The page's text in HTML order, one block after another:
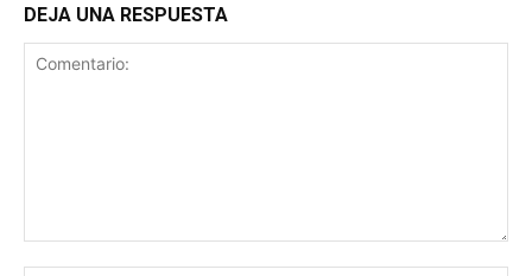
DEJA UNA RESPUESTA